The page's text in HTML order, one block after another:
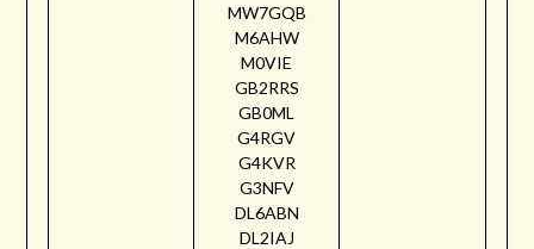
MW7GQB
M6AHW
M0VIE
GB2RRS
GB0ML
G4RGV
G4KVR
G3NFV
DL6ABN
DL2IAJ